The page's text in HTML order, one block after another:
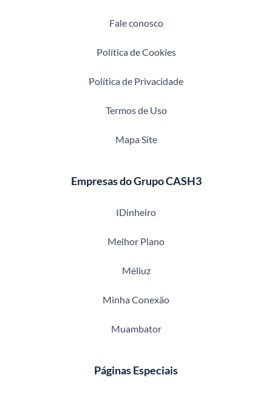
Fale conosco
Política de Cookies
Política de Privacidade
Termos de Uso
Mapa Site
Empresas do Grupo CASH3
IDinheiro
Melhor Plano
Méliuz
Minha Conexão
Muambator
Páginas Especiais